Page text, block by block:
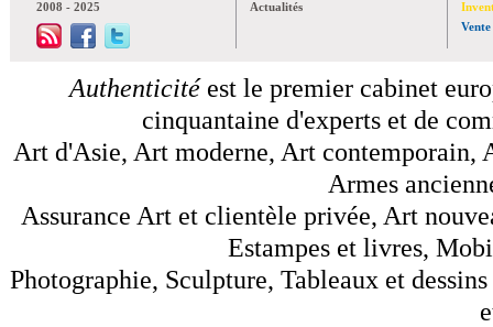
2008 - 2025
Actualités
Vente
Authenticitéest le premier cabinet
cinquantaine d'experts et de
Art d'Asie, Art moderne, Art contemporain,
Armes
Assurance Art et clientèle privée, Art
Estampes et livres,
Photographie, Sculpture, Tableaux et